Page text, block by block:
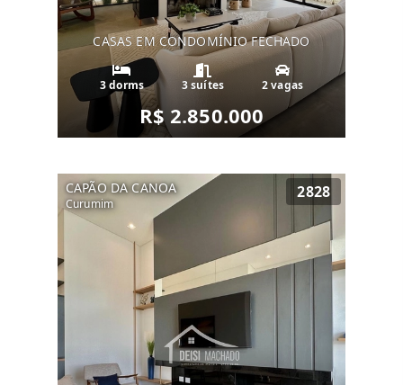
CASAS EM CONDOMÍNIO FECHADO
3 dorms 3 suítes 2 vagas
R$ 2.850.000
CAPÃO DA CANOA
Curumim
2828